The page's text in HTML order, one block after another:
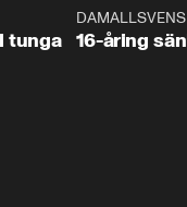
tunga
16-åring